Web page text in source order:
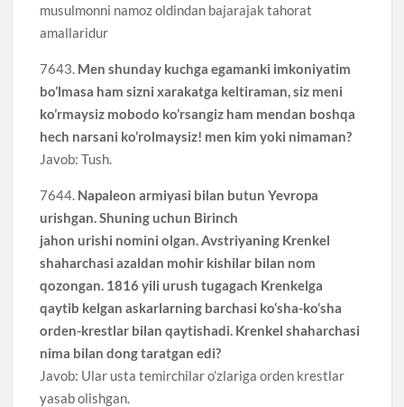
musulmonni namoz oldindan bajarajak tahorat
amallaridur
7643. Men shunday kuchga egamanki imkoniyatim
bo’lmasa ham sizni xarakatga keltiraman, siz meni
ko’rmaysiz mobodo ko’rsangiz ham mendan boshqa
hech narsani ko’rolmaysiz! men kim yoki nimaman?
Javob: Tush.
7644. Napaleon armiyasi bilan butun Yevropa
urishgan. Shuning uchun Birinch
jahon urishi nomini olgan. Avstriyaning Krenkel
shaharchasi azaldan mohir kishilar bilan nom
qozongan. 1816 yili urush tugagach Krenkelga
qaytib kelgan askarlarning barchasi ko‘sha-ko‘sha
orden-krestlar bilan qaytishadi. Krenkel shaharchasi
nima bilan dong taratgan edi?
Javob: Ular usta temirchilar o’zlariga orden krestlar
yasab olishgan.